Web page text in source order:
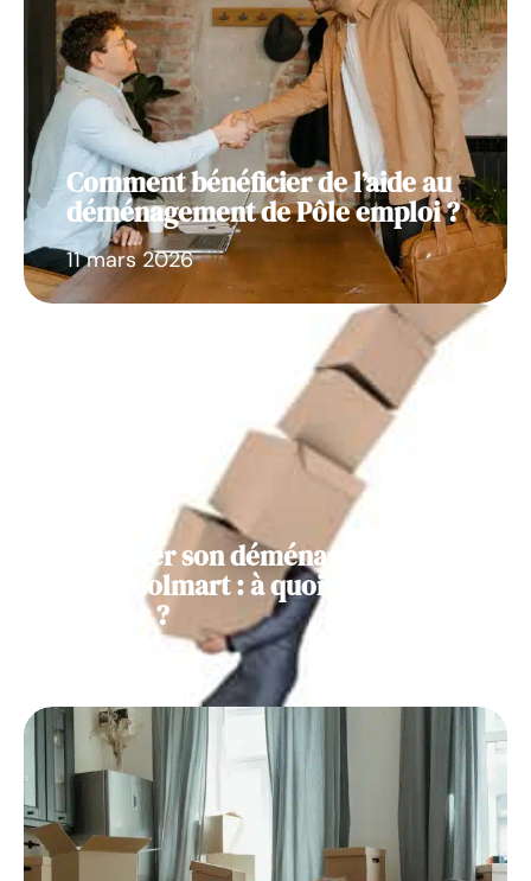
Comment bénéficier de l’aide au
déménagement de Pôle emploi ?
11 mars 2026
Préparer son déménagement
pour Colmart : à quoi faut-il
penser ?